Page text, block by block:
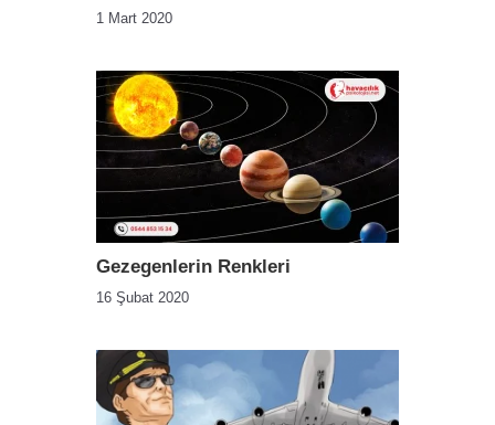
1 Mart 2020
Gezegenlerin Renkleri
16 Şubat 2020